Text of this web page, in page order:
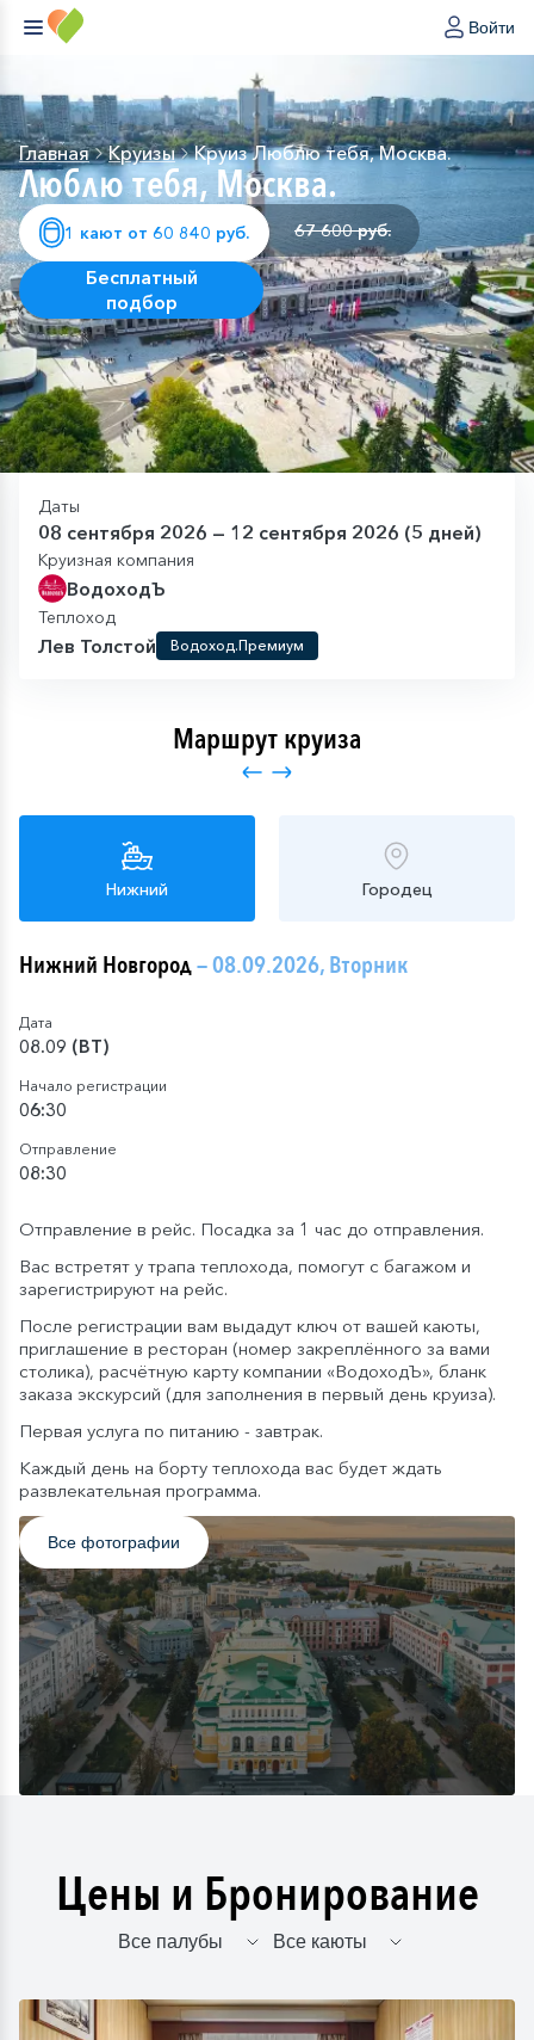
Войти
Главная Круизы Круиз Люблю тебя, Москва.
Люблю тебя, Москва.
1 кают от 60 840 руб. 67 600 руб.
Бесплатный
подбор
Даты
08 сентября 2026 — 12 сентября 2026 (5 дней)
Круизная компания
ВодоходЪ
Теплоход
Лев Толстой Водоход.Премиум
Маршрут круиза
Нижний Городец
Нижний Новгород— 08.09.2026, Вторник
Дата
08.09 (ВТ)
Начало регистрации
06:30
Отправление
08:30
Отправление в рейс. Посадка за 1 час до отправления.
Вас встретят у трапа теплохода, помогут с багажом и
зарегистрируют на рейс.
После регистрации вам выдадут ключ от вашей каюты,
приглашение в ресторан (номер закреплённого за вами
столика), расчётную карту компании «ВодоходЪ», бланк
заказа экскурсий (для заполнения в первый день круиза).
Первая услуга по питанию - завтрак.
Каждый день на борту теплохода вас будет ждать
развлекательная программа.
Все фотографии
Цены и Бронирование